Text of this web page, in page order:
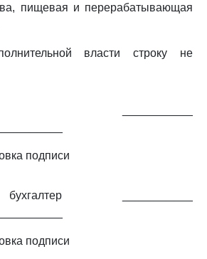
пищевая и перерабатывающая
власти строку не
___________
подписи
___________
подписи